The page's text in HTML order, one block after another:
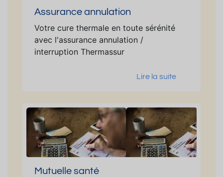
Assurance annulation
Votre cure thermale en toute sérénité
avec l'assurance annulation /
interruption Thermassur
Lire la suite
Mutuelle santé